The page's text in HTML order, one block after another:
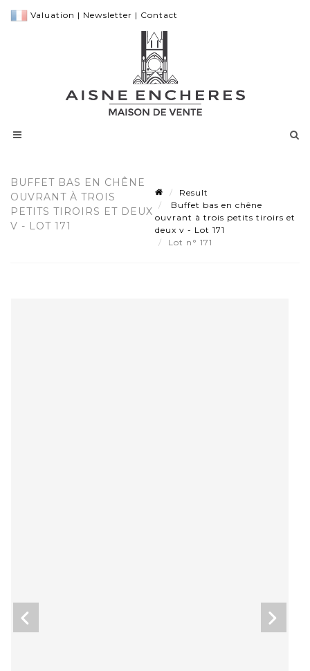
Valuation | Newsletter | Contact
BUFFET BAS EN CHÊNE
OUVRANT À TROIS
PETITS TIROIRS ET DEUX
V - LOT 171
Result
Buffet bas en chêne
ouvrant à trois petits tiroirs et
deux v - Lot 171
Lot n° 171